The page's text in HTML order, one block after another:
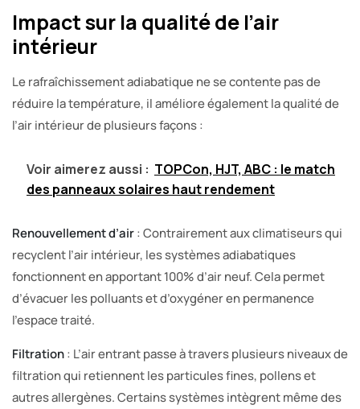
Impact sur la qualité de l’air
intérieur
Le rafraîchissement adiabatique ne se contente pas de
réduire la température, il améliore également la qualité de
l’air intérieur de plusieurs façons :
Voir aimerez aussi : TOPCon, HJT, ABC : le match
des panneaux solaires haut rendement
Renouvellement d’air: Contrairement aux climatiseurs qui
recyclent l’air intérieur, les systèmes adiabatiques
fonctionnent en apportant 100% d’air neuf. Cela permet
d’évacuer les polluants et d’oxygéner en permanence
l’espace traité.
Filtration: L’air entrant passe à travers plusieurs niveaux de
filtration qui retiennent les particules fines, pollens et
autres allergènes. Certains systèmes intègrent même des